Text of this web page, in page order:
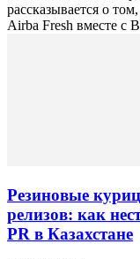
рассказывается о
Airba Fresh вместе с
Резиновые
релизов: как
PR в Казахстане